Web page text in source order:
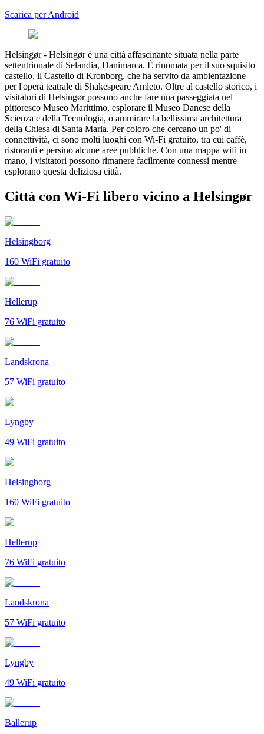
Scarica per Android
Helsingør- Helsingør è una città affascinante situata nella parte
settentrionale di Selandia, Danimarca. È rinomata per il suo squisito
castello, il Castello di Kronborg, che ha servito da ambientazione
per l'opera teatrale di Shakespeare Amleto. Oltre al castello storico, i
visitatori di Helsingør possono anche fare una passeggiata nel
pittoresco Museo Marittimo, esplorare il Museo Danese della
Scienza e della Tecnologia, o ammirare la bellissima architettura
della Chiesa di Santa Maria. Per coloro che cercano un po' di
connettività, ci sono molti luoghi con Wi-Fi gratuito, tra cui caffè,
ristoranti e persino alcune aree pubbliche. Con una mappa wifi in
mano, i visitatori possono rimanere facilmente connessi mentre
esplorano questa deliziosa città.
Città con Wi-Fi libero vicino a Helsingør
Helsingborg
160 WiFi gratuito
Hellerup
76 WiFi gratuito
Landskrona
57 WiFi gratuito
Lyngby
49 WiFi gratuito
Helsingborg
160 WiFi gratuito
Hellerup
76 WiFi gratuito
Landskrona
57 WiFi gratuito
Lyngby
49 WiFi gratuito
Ballerup